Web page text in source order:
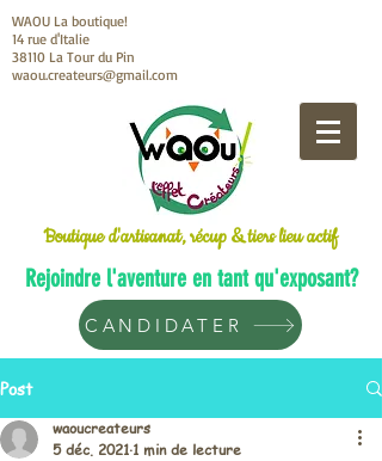
WAOU La boutique!
14 rue d'Italie
38110 La Tour du Pin
waou.createurs@gmail.com
Boutique d'artisanat, récup & tiers lieu actif
Rejoindre l'aventure en tant qu'exposant?
CANDIDATER
Post
waoucreateurs
5 déc. 2021 1 min de lecture